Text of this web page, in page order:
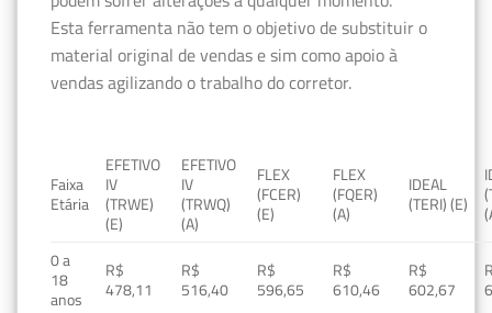
Esta ferramenta não tem o objetivo de substituir o
material original de vendas e sim como apoio à
vendas agilizando o trabalho do corretor.
Faixa
Etária
EFETIVO
IV
(TRWE)
(E)
EFETIVO
IV
(TRWQ)
(A)
FLEX
(FCER)
(E)
FLEX
(FQER)
(A)
IDEAL
(TERI) (E)
0 a
18
anos
R$
478,11
R$
516,40
R$
596,65
R$
610,46
R$
602,67